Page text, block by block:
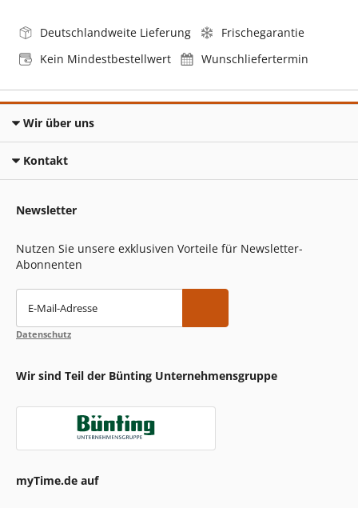
Deutschlandweite Lieferung
Frischegarantie
Kein Mindestbestellwert
Wunschliefertermin
Wir über uns
Kontakt
Newsletter
Nutzen Sie unsere exklusiven Vorteile für Newsletter-
Abonnenten
E-Mail-Adresse
Datenschutz
Wir sind Teil der Bünting Unternehmensgruppe
myTime.de auf